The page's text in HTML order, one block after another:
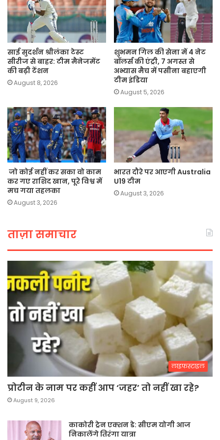
साई सुदर्शन श्रीलंका टेस्ट
सीरीज से बाहर: टीम मैनेजमेंट
की बढ़ी टेंशन
August 8, 2026
शुभमन गिल की सेना में 4 नेट
बॉलर्स की एंट्री, 7 अगस्त से
अभ्यास मैच में पसीना बहाएगी
टीम इंडिया
August 5, 2026
जो कोई नहीं कर सका वो काम
कर गए राशिद खान, पूरे विश्व में
मच गया तहलका
August 3, 2026
भारत दौरे पर आएगी Australia
U19 टीम
August 3, 2026
ताज़ा समाचार
लाइफस्टाइल
प्रोटीन के नाम पर कहीं आप ‘जहर’ तो नहीं खा रहे?
August 9, 2026
काकोरी ट्रेन एक्शन डे: सीएम योगी आज
निकालेंगे तिरंगा यात्रा